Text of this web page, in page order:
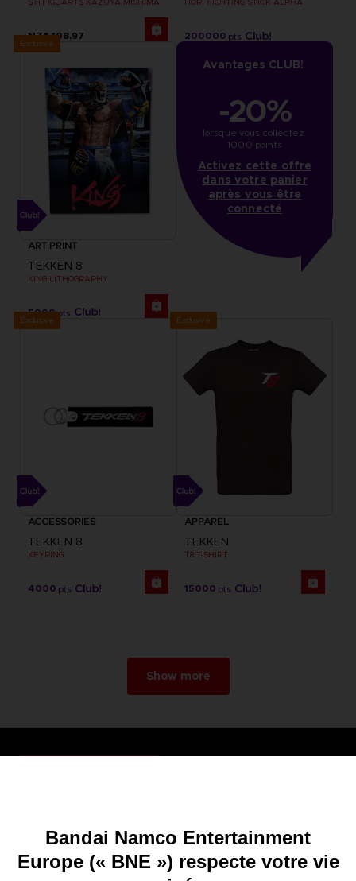
S.H.FIGUARTS KAZUYA MISHIMA
NZ$ 108,97
HORI FIGHTING STICK ALPHA
200000 pts
Exclusive
ART PRINT
TEKKEN 8
KING LITHOGRAPHY
5000pts
Avantages CLUB!
-20%
lorsque vous collectez
1000 points
Activez cette offre
dans votre panier
après vous être
connecté
Exclusive
ACCESSORIES
TEKKEN 8
KEYRING
4000 pts
Exclusive
APPAREL
TEKKEN
T8 T-SHIRT
15000 pts
Show more
Recruitment
Licensing